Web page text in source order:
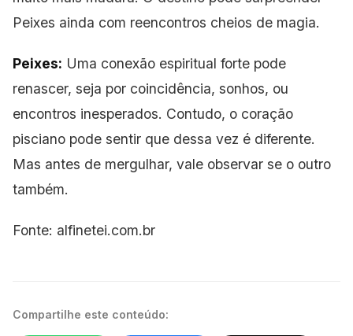
Peixes ainda com reencontros cheios de magia.
Peixes: Uma conexão espiritual forte pode
renascer, seja por coincidência, sonhos, ou
encontros inesperados. Contudo, o coração
pisciano pode sentir que dessa vez é diferente.
Mas antes de mergulhar, vale observar se o outro
também.
Fonte: alfinetei.com.br
Compartilhe este conteúdo: